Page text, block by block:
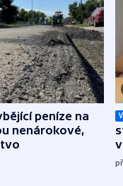
peníze na
nenárokové,